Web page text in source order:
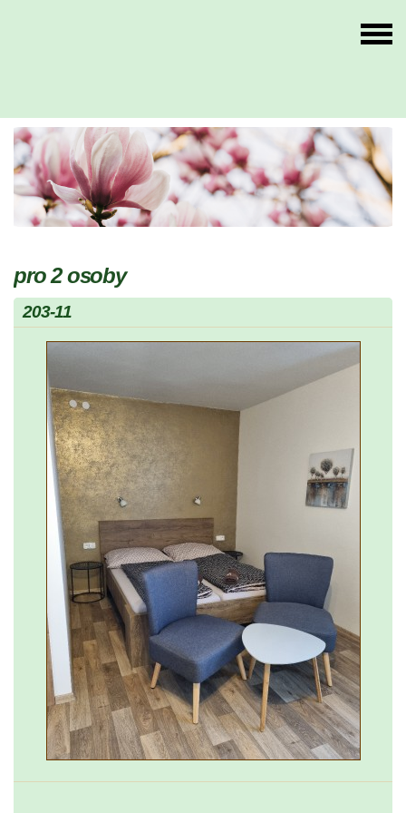
pro 2 osoby
203-11